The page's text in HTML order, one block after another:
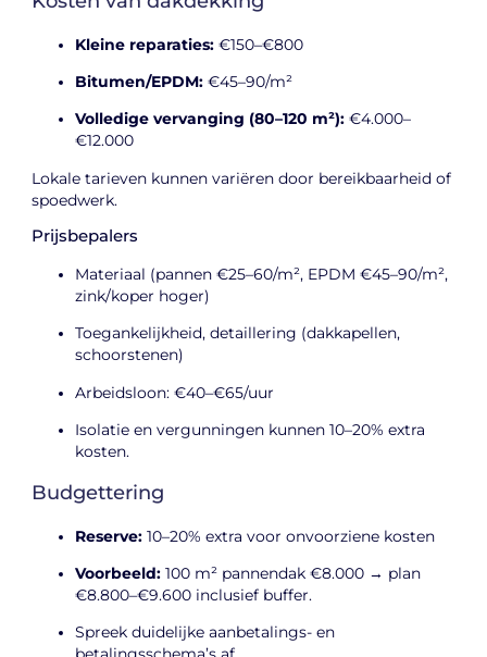
Kleine reparaties: €150–€800
Bitumen/EPDM: €45–90/m²
Volledige vervanging (80–120 m²): €4.000–
€12.000
Lokale tarieven kunnen variëren door bereikbaarheid of
spoedwerk.
Prijsbepalers
Materiaal (pannen €25–60/m², EPDM €45–90/m²,
zink/koper hoger)
Toegankelijkheid, detaillering (dakkapellen,
schoorstenen)
Arbeidsloon: €40–€65/uur
Isolatie en vergunningen kunnen 10–20% extra
kosten.
Budgettering
Reserve: 10–20% extra voor onvoorziene kosten
Voorbeeld: 100 m² pannendak €8.000 → plan
€8.800–€9.600 inclusief buffer.
Spreek duidelijke aanbetalings- en